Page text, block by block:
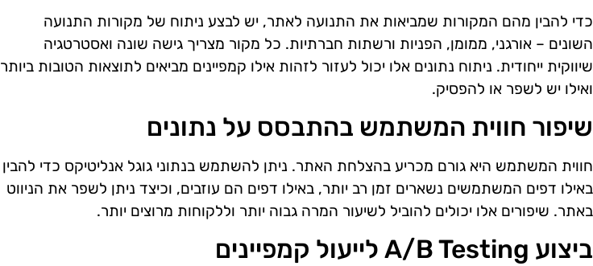
כדי להבין מהם המקורות שמביאות את התנועה לאתר, יש לבצע ניתוח של מקורות התנועה
השונים – אורגני, ממומן, הפניות ורשתות חברתיות. כל מקור מצריך גישה שונה ואסטרטגיה
שיווקית ייחודית. ניתוח נתונים אלו יכול לעזור לזהות אילו קמפיינים מביאים לתוצאות הטובות ביותר
ואילו יש לשפר או להפסיק.
שיפור חווית המשתמש בהתבסס על נתונים
חווית המשתמש היא גורם מכריע בהצלחת האתר. ניתן להשתמש בנתוני גוגל אנליטיקס כדי להבין
באילו דפים המשתמשים נשארים זמן רב יותר, באילו דפים הם עוזבים, וכיצד ניתן לשפר את הניווט
באתר. שיפורים אלו יכולים להוביל לשיעור המרה גבוה יותר וללקוחות מרוצים יותר.
ביצוע A/B Testing לייעול קמפיינים